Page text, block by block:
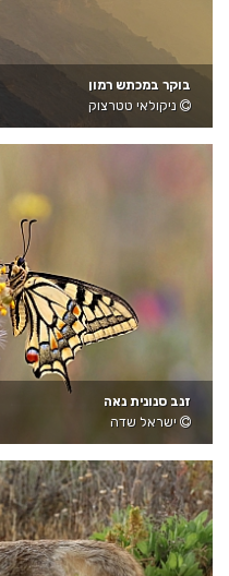
בוקר במכתש רמון
ניקולאי טטרצוק
זנב סנונית נאה
ישראל שדה